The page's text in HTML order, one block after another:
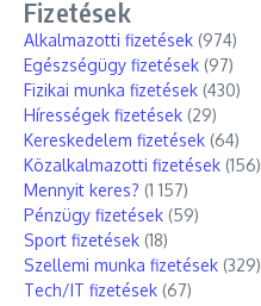
Fizetések
Alkalmazotti fizetések (974)
Egészségügy fizetések (97)
Fizikai munka fizetések (430)
Hírességek fizetések (29)
Kereskedelem fizetések (64)
Közalkalmazotti fizetések (156)
Mennyit keres? (1 157)
Pénzügy fizetések (59)
Sport fizetések (18)
Szellemi munka fizetések (329)
Tech/IT fizetések (67)